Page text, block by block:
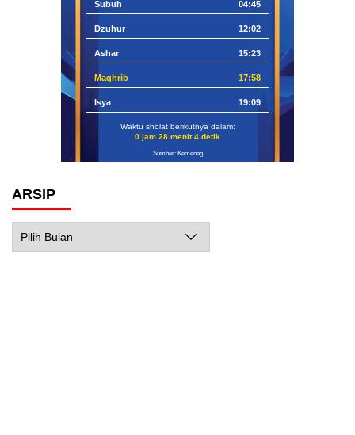
Subuh 04:45
Dzuhur 12:02
Ashar 15:23
Maghrib 17:58
Isya 19:09
Waktu sholat berikutnya dalam:
0 jam 28 menit 3 detik
Sumber: Kemenag
ARSIP